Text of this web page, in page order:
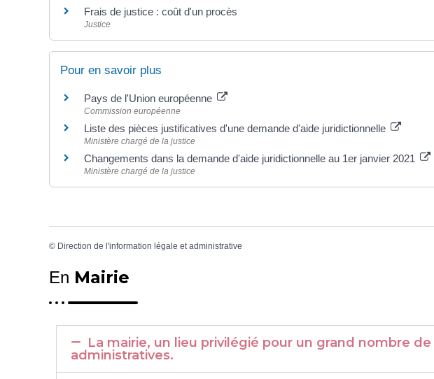
Frais de justice : coût d'un procès
Justice
Pour en savoir plus
Pays de l'Union européenne
Commission européenne
Liste des pièces justificatives d'une demande d'aide juridictionnelle
Ministère chargé de la justice
Changements dans la demande d'aide juridictionnelle au 1er janvier 2021
Ministère chargé de la justice
© Direction de l'information légale et administrative
En Mairie
La mairie, un lieu privilégié pour un grand nombre
administratives.